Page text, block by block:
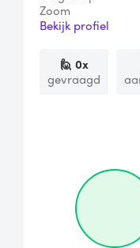
Zoom
Bekijk profiel
🙋 0x
gevraagd